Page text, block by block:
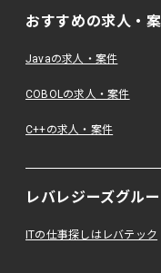
おすすめの求人・
Javaの求人・案件
COBOLの求人・案件
C++の求人・案件
レバレジーズグル
ITの仕事探しはレバテック